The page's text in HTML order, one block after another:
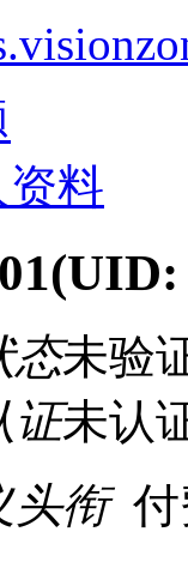
料
(UID:
态未验
证未认
头衔